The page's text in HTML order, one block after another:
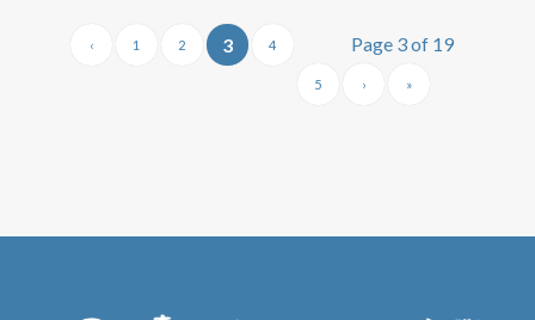
Page 3 of 19
‹ 1 2 3 4
5 › »